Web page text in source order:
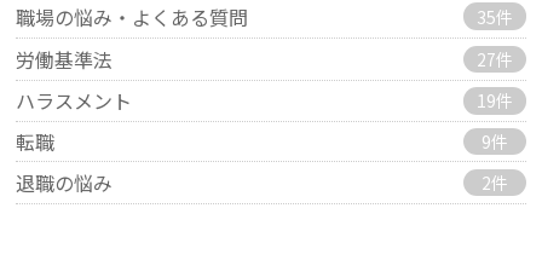
職場の悩み・よくある質問 35件
労働基準法 27件
ハラスメント 19件
転職 9件
退職の悩み 2件